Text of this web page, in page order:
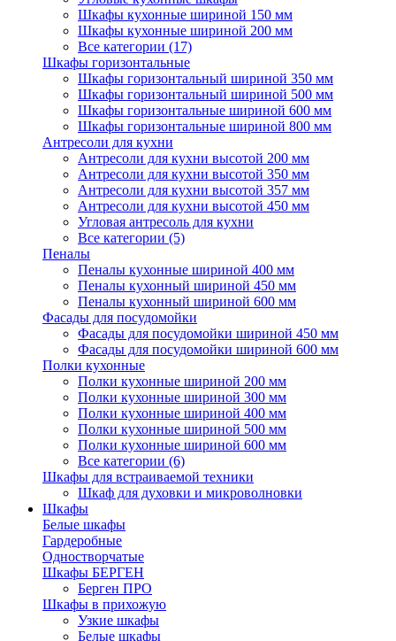
Шкафы кухонные шириной 150 мм
Шкафы кухонные шириной 200 мм
Все категории (17)
Шкафы горизонтальные
Шкафы горизонтальный шириной 350 мм
Шкафы горизонтальный шириной 500 мм
Шкафы горизонтальные шириной 600 мм
Шкафы горизонтальные шириной 800 мм
Антресоли для кухни
Антресоли для кухни высотой 200 мм
Антресоли для кухни высотой 350 мм
Антресоли для кухни высотой 357 мм
Антресоли для кухни высотой 450 мм
Угловая антресоль для кухни
Все категории (5)
Пеналы
Пеналы кухонные шириной 400 мм
Пеналы кухонный шириной 450 мм
Пеналы кухонный шириной 600 мм
Фасады для посудомойки
Фасады для посудомойки шириной 450 мм
Фасады для посудомойки шириной 600 мм
Полки кухонные
Полки кухонные шириной 200 мм
Полки кухонные шириной 300 мм
Полки кухонные шириной 400 мм
Полки кухонные шириной 500 мм
Полки кухонные шириной 600 мм
Все категории (6)
Шкафы для встраиваемой техники
Шкаф для духовки и микроволновки
Шкафы
Белые шкафы
Гардеробные
Одностворчатые
Шкафы БЕРГЕН
Берген ПРО
Шкафы в прихожую
Узкие шкафы
Белые шкафы